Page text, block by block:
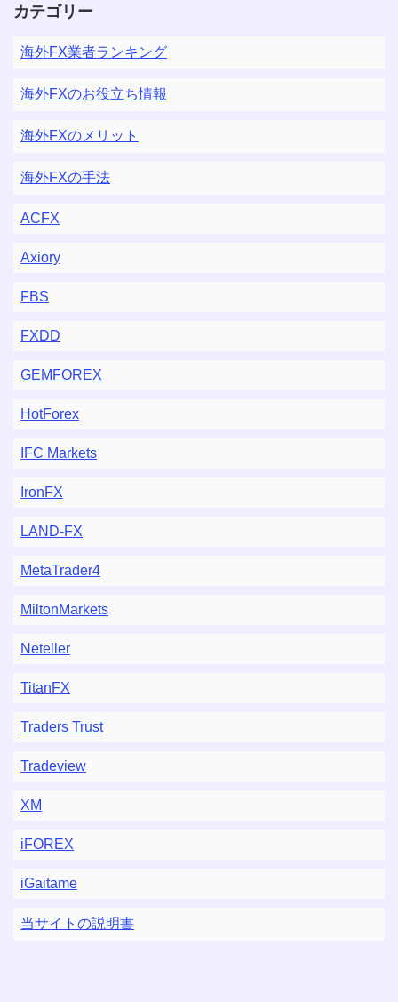
カテゴリー
海外FX業者ランキング
海外FXのお役立ち情報
海外FXのメリット
海外FXの手法
ACFX
Axiory
FBS
FXDD
GEMFOREX
HotForex
IFC Markets
IronFX
LAND-FX
MetaTrader4
MiltonMarkets
Neteller
TitanFX
Traders Trust
Tradeview
XM
iFOREX
iGaitame
当サイトの説明書